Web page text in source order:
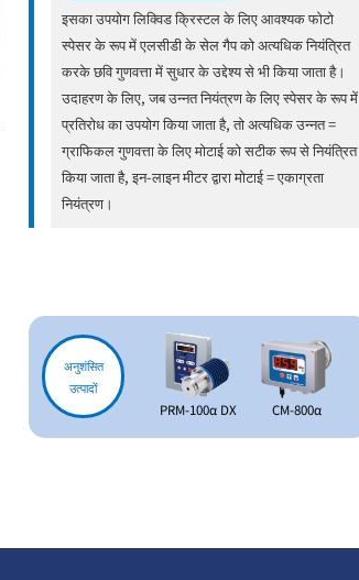
इसका उपयोग लिक्विड क्रिस्टल के लिए आवश्यक फोटो
स्पेसर के रूप में एलसीडी के सेल गैप को अत्यधिक नियंत्रित
करके छवि गुणवत्ता में सुधार के उद्देश्य से भी किया जाता है।
उदाहरण के लिए, जब उन्नत नियंत्रण के लिए स्पेसर के रूप में
प्रतिरोध का उपयोग किया जाता है, तो अत्यधिक उन्नत =
ग्राफिकल गुणवत्ता के लिए मोटाई को सटीक रूप से नियंत्रित
किया जाता है, इन-लाइन मीटर द्वारा मोटाई = एकाग्रता
नियंत्रण।
अनुशंसित
उत्पादों
PRM-100α DX
CM-800α